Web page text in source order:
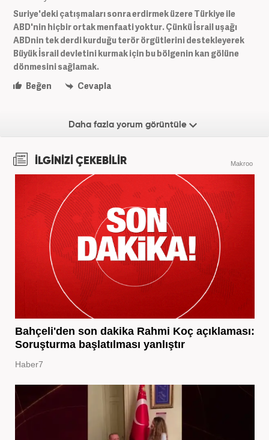
Suriye'deki çatışmaları sonra erdirmek üzere Türkiye ile
ABD'nin hiçbir ortak menfaati yoktur. Çünkü İsrail uşağı
ABDnin tek derdi kurduğu terör örgütlerini destekleyerek
Büyük İsrail devletini kurmak için bu bölgenin kan gölüne
dönmesini sağlamak.
Beğen
Cevapla
Daha fazla yorum görüntüle
İLGİNİZİ ÇEKEBİLİR Makroo
Bahçeli'den son dakika Rahmi Koç açıklaması:
Soruşturma başlatılması yanlıştır
Haber7